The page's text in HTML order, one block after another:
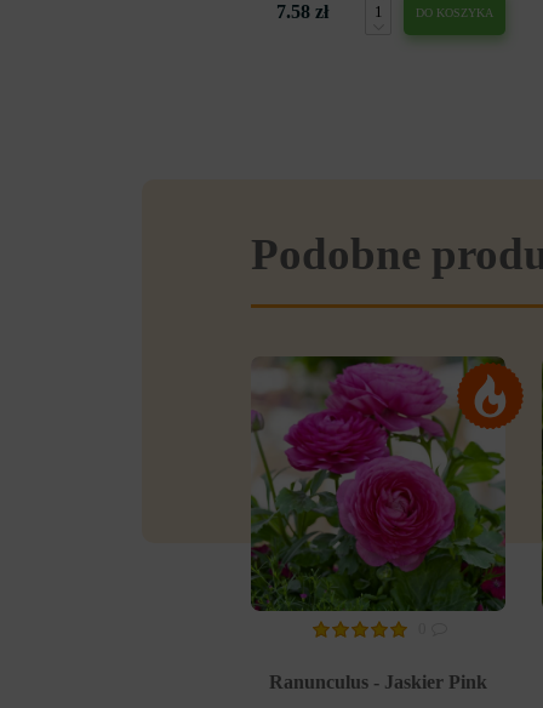
7.58 zł DO KOSZYKA
Podobne
Ranunculus - Jaskier Pink